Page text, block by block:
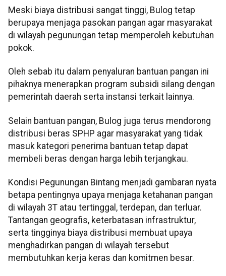
Meski biaya distribusi sangat tinggi, Bulog tetap
berupaya menjaga pasokan pangan agar masyarakat
di wilayah pegunungan tetap memperoleh kebutuhan
pokok.
Oleh sebab itu dalam penyaluran bantuan pangan ini
pihaknya menerapkan program subsidi silang dengan
pemerintah daerah serta instansi terkait lainnya.
Selain bantuan pangan, Bulog juga terus mendorong
distribusi beras SPHP agar masyarakat yang tidak
masuk kategori penerima bantuan tetap dapat
membeli beras dengan harga lebih terjangkau.
Kondisi Pegunungan Bintang menjadi gambaran nyata
betapa pentingnya upaya menjaga ketahanan pangan
di wilayah 3T atau tertinggal, terdepan, dan terluar.
Tantangan geografis, keterbatasan infrastruktur,
serta tingginya biaya distribusi membuat upaya
menghadirkan pangan di wilayah tersebut
membutuhkan kerja keras dan komitmen besar.